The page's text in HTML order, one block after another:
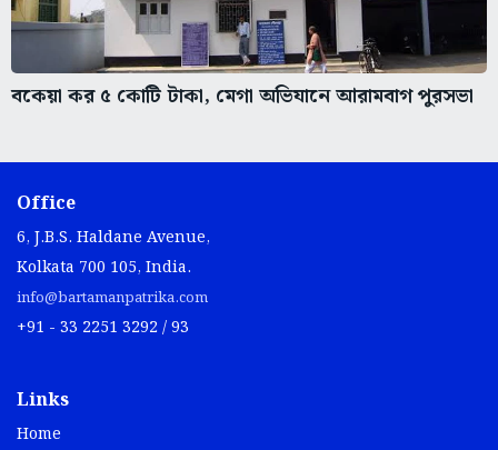
বকেয়া কর ৫ কোটি টাকা, মেগা অভিযানে আরামবাগ পুরসভা
Office
6, J.B.S. Haldane Avenue,
Kolkata 700 105, India.
info@bartamanpatrika.com
+91 - 33 2251 3292 / 93
Links
Home